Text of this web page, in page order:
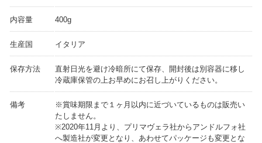
内容量 400g
生産国 イタリア
保存方法
直射日光を避け冷暗所にて保存、開封後は別容器に移し
冷蔵庫保管の上お早めにお召し上がりください。
備考
※賞味期限まで１ヶ月以内に近づいているものは販売い
たしません。
※2020年11月より、プリマヴェラ社からアンドルフォ社
へ製造社が変更となり、あわせてパッケージも変更とな